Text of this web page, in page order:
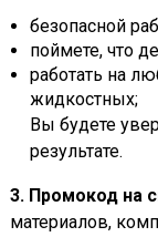
безопасной
поймете, что
работать на
жидкостных;
Вы будете
результате.
3. Промокод на
материалов,